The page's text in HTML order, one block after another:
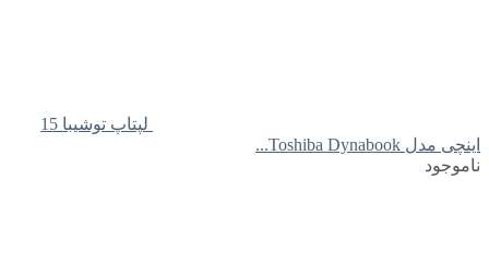
لپتاپ توشیبا 15
اینچی مدل Toshiba Dynabook...
ناموجود